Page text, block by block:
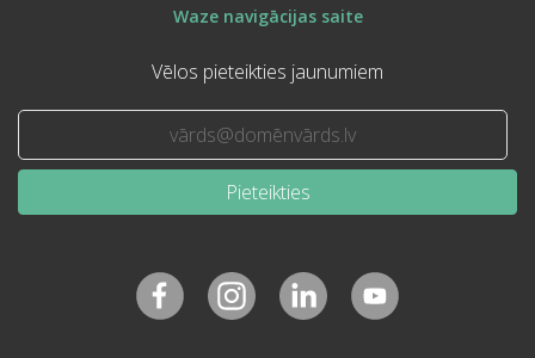
Waze navigācijas saite
Vēlos pieteikties jaunumiem
Pieteikties